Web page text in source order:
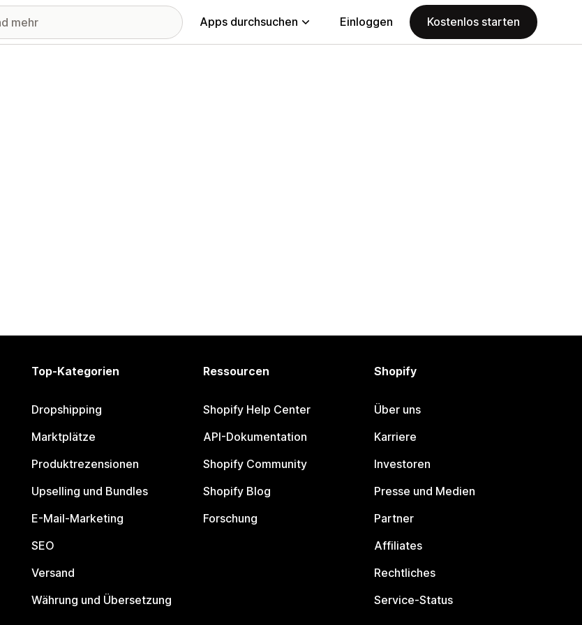
Apps durchsuchen Einloggen Kostenlos starten
Top-Kategorien
Dropshipping
Marktplätze
Produktrezensionen
Upselling und Bundles
E-Mail-Marketing
SEO
Versand
Währung und Übersetzung
Ressourcen
Shopify Help Center
API-Dokumentation
Shopify Community
Shopify Blog
Forschung
Shopify
Über uns
Karriere
Investoren
Presse und Medien
Partner
Affiliates
Rechtliches
Service-Status